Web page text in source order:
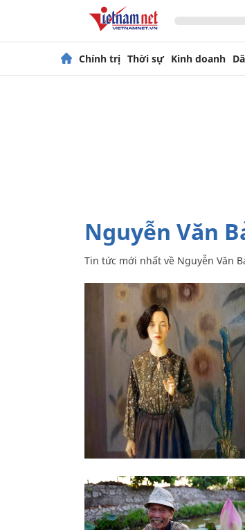
Chính trị Thời sự Kinh doanh
Nguyễn Văn
Tin tức mới nhất về Nguyễn Văn